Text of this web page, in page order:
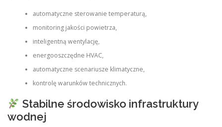
automatyczne sterowanie temperaturą,
monitoring jakości powietrza,
inteligentną wentylację,
energooszczędne HVAC,
automatyczne scenariusze klimatyczne,
kontrolę warunków technicznych.
Stabilne środowisko infrastruktury
wodnej